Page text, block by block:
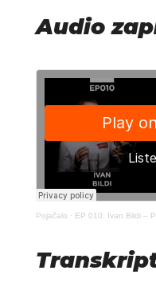
Audio
Pojačalo · EP 010: Ivan Bildi –